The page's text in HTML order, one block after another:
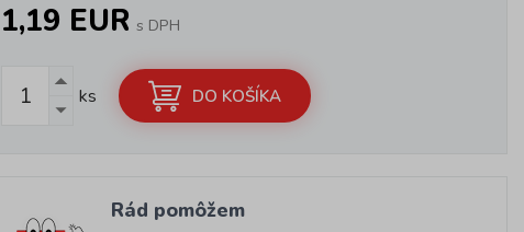
1,19 EUR s DPH
ks DO KOŠÍKA
Rád pomôžem